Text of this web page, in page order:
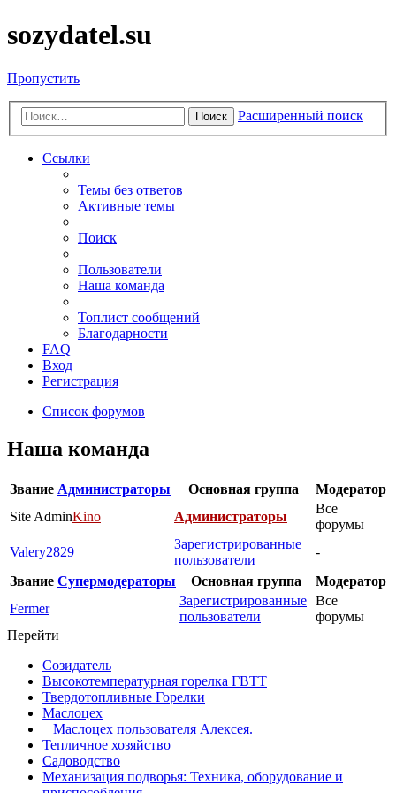
sozydatel.su
Пропустить
Поиск Расширенный поиск
Ссылки
Темы без ответов
Активные темы
Поиск
Пользователи
Наша команда
Топлист сообщений
Благодарности
FAQ
Вход
Регистрация
Список форумов
Наша команда
Звание Администраторы Основная группа
Модератор
Site AdminKino Администраторы
Все
форумы
Valery2829
Зарегистрированные
пользователи
-
Звание Супермодераторы Основная группа
Модератор
Fermer
Зарегистрированные
пользователи
Все
форумы
Перейти
Созидатель
Высокотемпературная горелка ГВТТ
Твердотопливные Горелки
Маслоцех
Маслоцех пользователя Алексея.
Тепличное хозяйство
Садоводство
Механизация подворья: Техника, оборудование и